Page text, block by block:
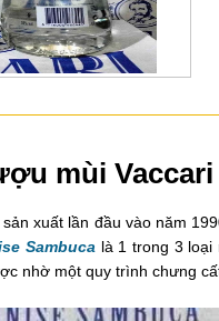
mùi
xuất lần đầu vào năm
Sambuca là 1 trong 3 loại
nhờ một quy trình chưng